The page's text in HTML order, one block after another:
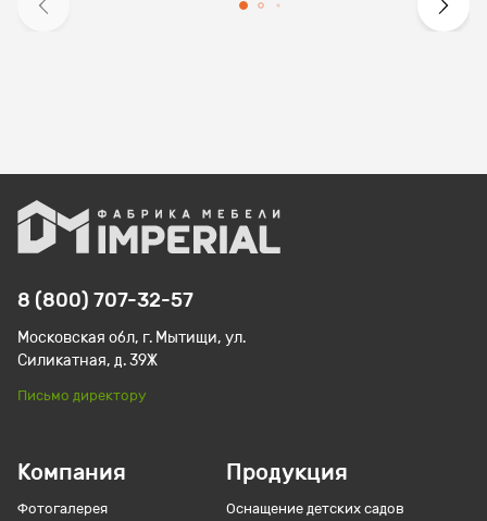
Компания
Фотогалерея
Продукция
Оснащение детских садов
8 (800) 707-32-57
Московская обл, г. Мытищи, ул.
Силикатная, д. 39Ж
Письмо директору